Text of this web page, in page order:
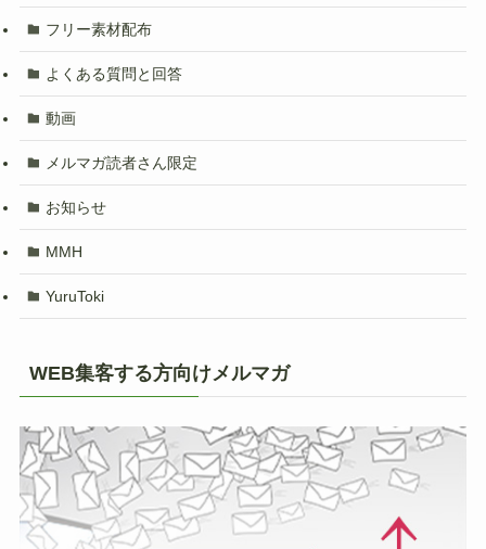
フリー素材配布
よくある質問と回答
動画
メルマガ読者さん限定
お知らせ
MMH
YuruToki
WEB集客する方向けメルマガ